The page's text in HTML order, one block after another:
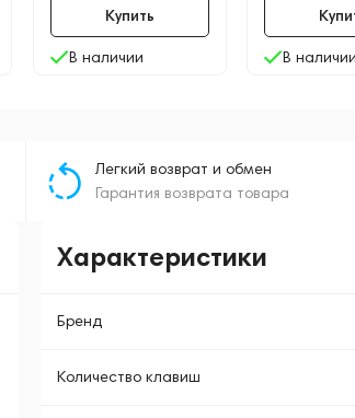
В наличии
Купить
В наличии
Легкий возврат и обмен
Гарантия возврата товара
Характеристики
Бренд
Количество клавиш